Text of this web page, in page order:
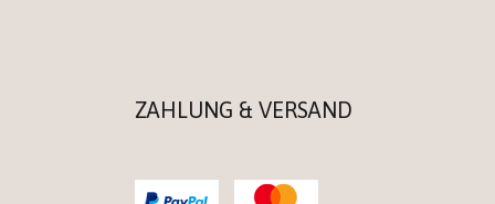
ZAHLUNG & VERSAND